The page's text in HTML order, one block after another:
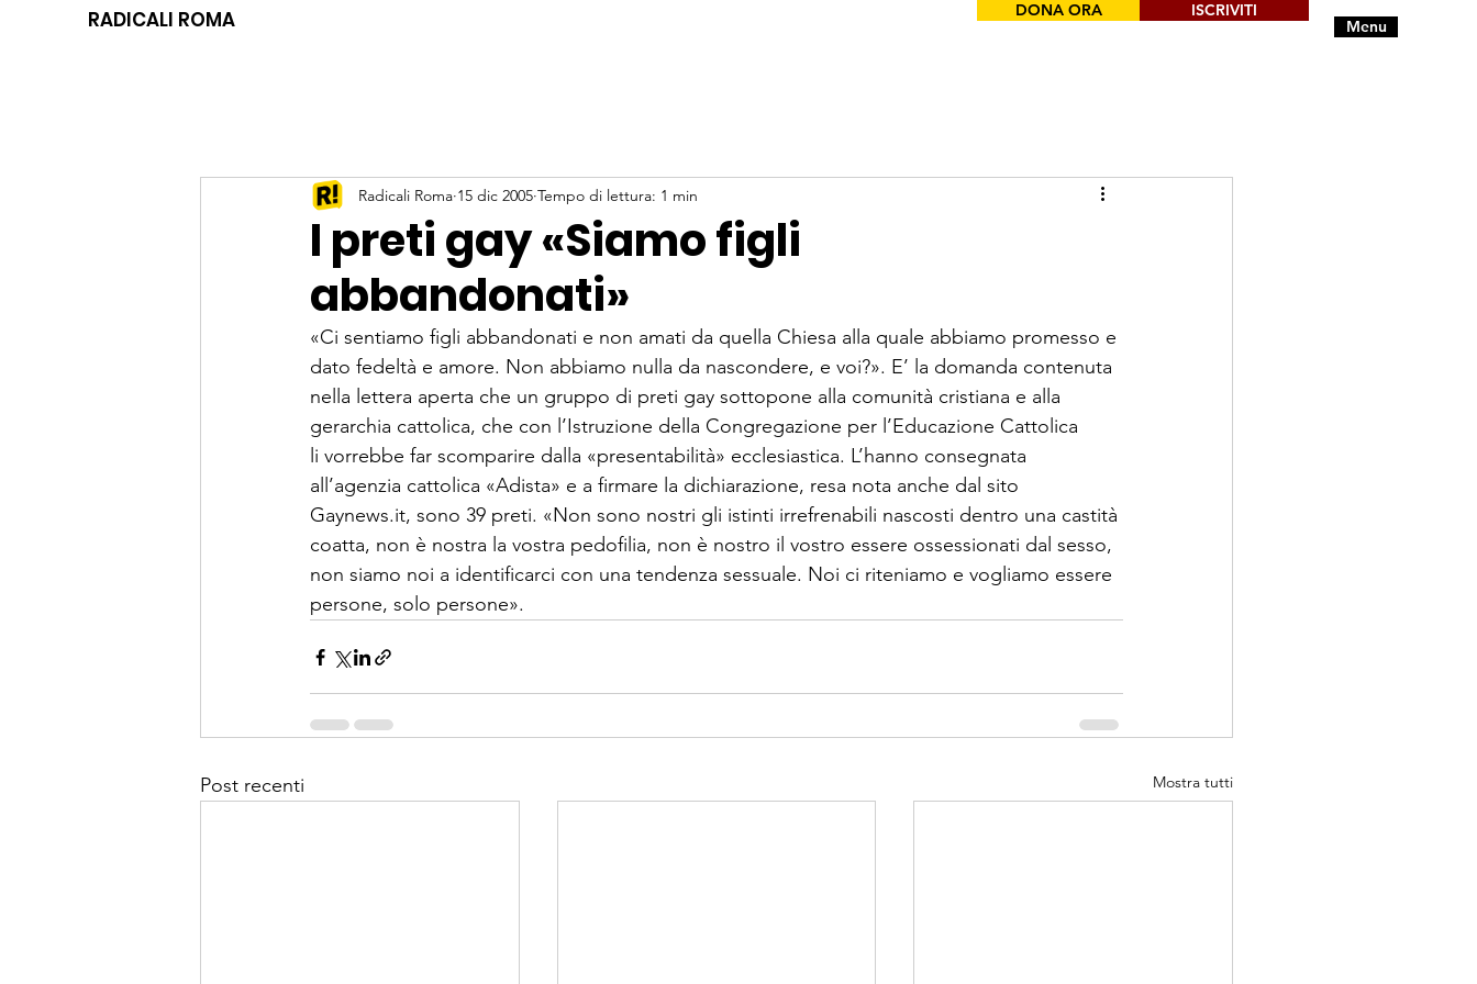
RADICALI ROMA Menu
DONA ORA ISCRIVITI
I preti gay «Siamo figli
abbandonati»
Radicali Roma 15 dic 2005 Tempo di lettura: 1 min
«Ci sentiamo figli abbandonati e non amati da quella Chiesa alla quale abbiamo promesso e
dato fedeltà e amore. Non abbiamo nulla da nascondere, e voi?». E’ la domanda contenuta
nella lettera aperta che un gruppo di preti gay sottopone alla comunità cristiana e alla
gerarchia cattolica, che con l’Istruzione della Congregazione per l’Educazione Cattolica
li vorrebbe far scomparire dalla «presentabilità» ecclesiastica. L’hanno consegnata
all’agenzia cattolica «Adista» e a firmare la dichiarazione, resa nota anche dal sito
Gaynews.it, sono 39 preti. «Non sono nostri gli istinti irrefrenabili nascosti dentro una castità
coatta, non è nostra la vostra pedofilia, non è nostro il vostro essere ossessionati dal sesso,
non siamo noi a identificarci con una tendenza sessuale. Noi ci riteniamo e vogliamo essere
persone, solo persone».
Post recenti Mostra tutti